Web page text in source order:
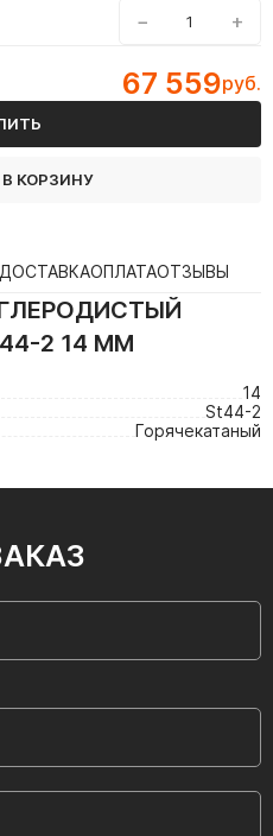
− +
67 559руб.
КОРЗИНУ
ДОСТАВКАОПЛАТАОТЗЫВЫ
2 14 ММ
14
St44-2
Горячекатаный